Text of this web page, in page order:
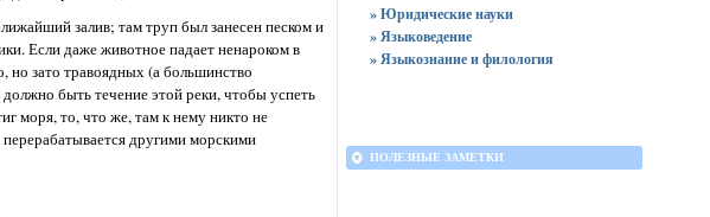
залив; там труп был занесен песком и
Если даже животное падает ненароком в
но зато травоядных (а большинство
быть течение этой реки, чтобы успеть
моря, то, что же, там к нему никто не
другими морскими
» Юридические науки
» Языковедение
» Языкознание и филология
ПОЛЕЗНЫЕ ЗАМЕТКИ